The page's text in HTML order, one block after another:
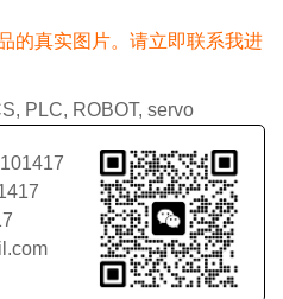
的真实图片。请立即联系我进
, PLC, ROBOT, servo